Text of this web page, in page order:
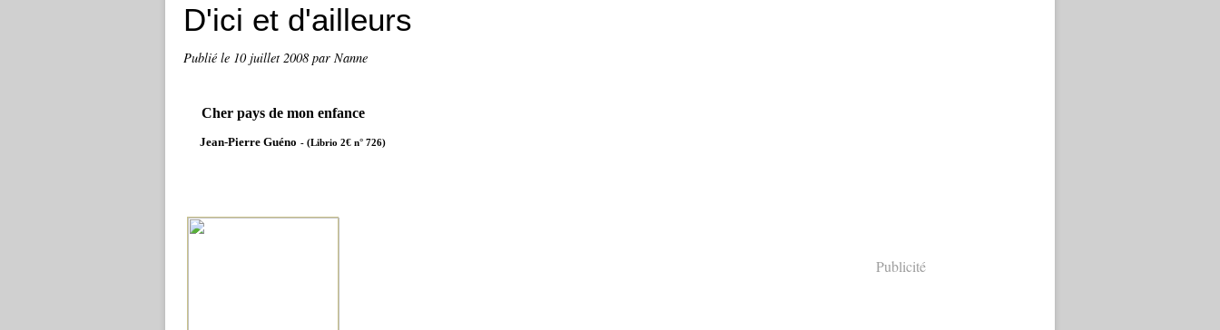
D'ici et d'ailleurs
Publié le 10 juillet 2008 par Nanne
Cher pays de mon enfance
Jean-Pierre Guéno - (Librio 2€ n° 726)
Publicité